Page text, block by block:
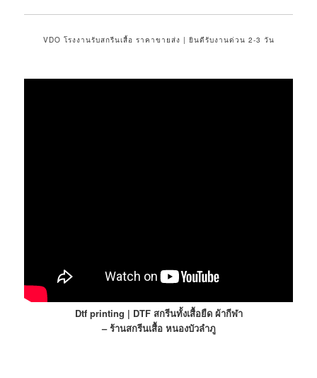
VDO โรงงานรับสกรีนเสื้อ ราคาขายส่ง | ยินดีรับงานด่วน 2-3 วัน
Dtf printing | DTF สกรีนทั้งเสื้อยืด ผ้ากีฬา
– ร้านสกรีนเสื้อ หนองบัวลำภู